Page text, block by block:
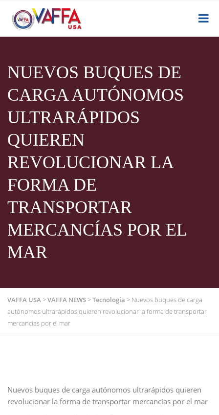
NUEVOS BUQUES DE
CARGA AUTÓNOMOS
ULTRARÁPIDOS
QUIEREN
REVOLUCIONAR LA
FORMA DE
TRANSPORTAR
MERCANCÍAS POR EL
MAR
VAFFA USA>VAFFA NEWS>Tecnología > Nuevos buques de carga
autónomos ultrarápidos quieren revolucionar la forma de transportar
mercancías por el mar
Nuevos buques de carga autónomos ultrarápidos quieren
revolucionar la forma de transportar mercancías por el mar